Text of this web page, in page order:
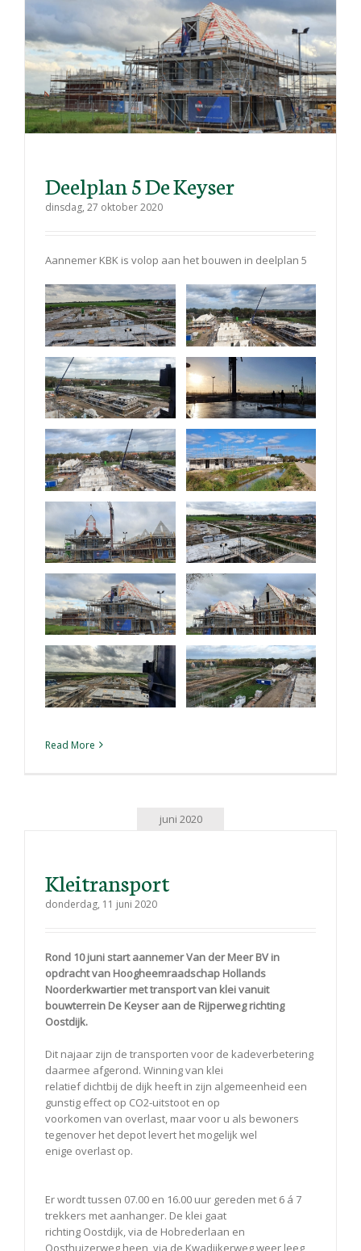
Deelplan 5 De Keyser
dinsdag, 27 oktober 2020
Aannemer KBK is volop aan het bouwen in deelplan 5
Read More
juni 2020
Kleitransport
donderdag, 11 juni 2020
Rond 10 juni start aannemer Van der Meer BV in
opdracht van Hoogheemraadschap Hollands
Noorderkwartier met transport van klei vanuit
bouwterrein De Keyser aan de Rijperweg richting
Oostdijk.
Dit najaar zijn de transporten voor de kadeverbetering
daarmee afgerond. Winning van klei
relatief dichtbij de dijk heeft in zijn algemeenheid een
gunstig effect op CO2-uitstoot en op
voorkomen van overlast, maar voor u als bewoners
tegenover het depot levert het mogelijk wel
enige overlast op.
Er wordt tussen 07.00 en 16.00 uur gereden met 6 á 7
trekkers met aanhanger. De klei gaat
richting Oostdijk, via de Hobrederlaan en
Oosthuizerweg heen, via de Kwadijkerweg weer leeg